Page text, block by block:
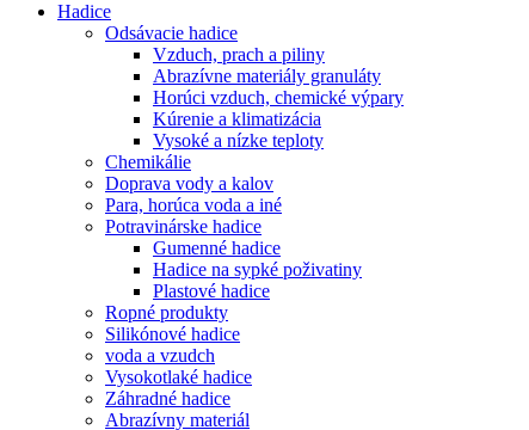
Hadice
Odsávacie hadice
Vzduch, prach a piliny
Abrazívne materiály granuláty
Horúci vzduch, chemické výpary
Kúrenie a klimatizácia
Vysoké a nízke teploty
Chemikálie
Doprava vody a kalov
Para, horúca voda a iné
Potravinárske hadice
Gumenné hadice
Hadice na sypké poživatiny
Plastové hadice
Ropné produkty
Silikónové hadice
voda a vzudch
Vysokotlaké hadice
Záhradné hadice
Abrazívny materiál